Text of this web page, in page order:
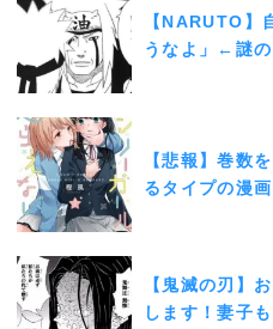
【NARUTO】
うなよ」←謎
【悲報】巻数
るタイプの漫
【鬼滅の刃】
します！妻子